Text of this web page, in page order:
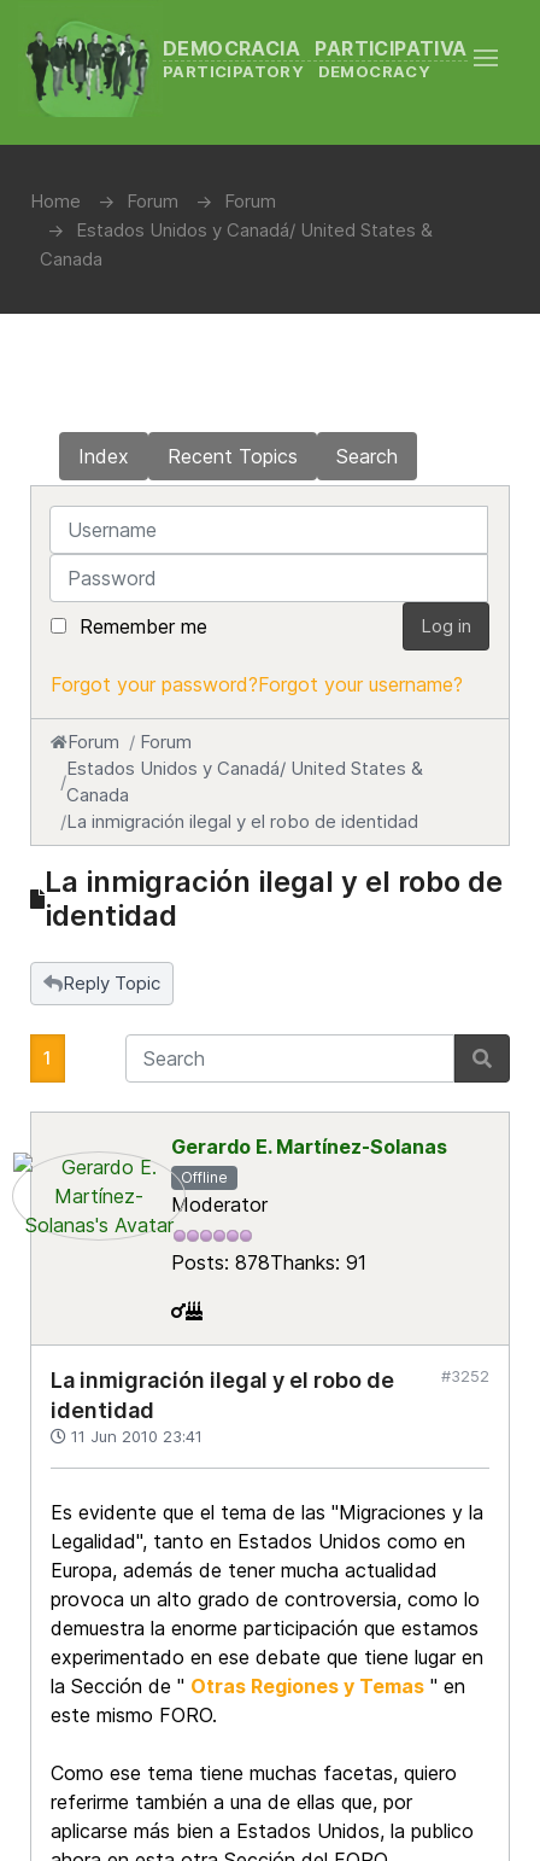
DEMOCRACIA PARTICIPATIVA
PARTICIPATORY DEMOCRACY
Home Forum
Forum
Estados Unidos y Canadá/ United States &
Canada
Index Recent Topics Search
Username
Password
Remember me Log in
Forgot your password?Forgot your username?
Forum
Forum
Estados Unidos y Canadá/ United States &
Canada
La inmigración ilegal y el robo de identidad
La inmigración ilegal y el robo de
identidad
Reply Topic
1
Gerardo E. Martínez-Solanas
Offline
Moderator
Posts: 878Thanks: 91
La inmigración ilegal y el robo de
identidad
11 Jun 2010 23:41
#3252
Es evidente que el tema de las "Migraciones y la
Legalidad", tanto en Estados Unidos como en
Europa, además de tener mucha actualidad
provoca un alto grado de controversia, como lo
demuestra la enorme participación que estamos
experimentado en ese debate que tiene lugar en
la Sección de " Otras Regiones y Temas " en
este mismo FORO.
Como ese tema tiene muchas facetas, quiero
referirme también a una de ellas que, por
aplicarse más bien a Estados Unidos, la publico